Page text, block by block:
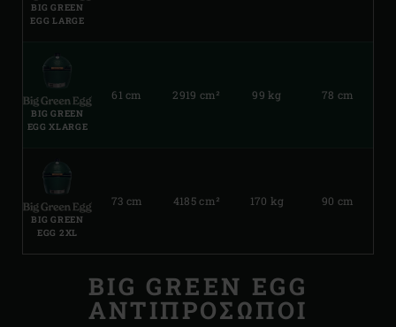
BIG GREEN
EGG LARGE
BIG GREEN
EGG XLARGE
61 cm 2919 cm² 99 kg 78 cm
BIG GREEN
EGG 2XL
73 cm 4185 cm² 170 kg 90 cm
BIG GREEN EGG
ΑΝΤΙΠΡΟΣΩΠΟΙ